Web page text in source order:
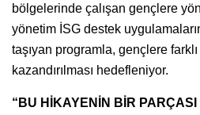
bölgelerinde çalışan gençlere
yönetim İSG destek
taşıyan programla, gençlere farklı
kazandırılması hedefleniyor.
“BU HİKAYENİN BİR PARÇASI